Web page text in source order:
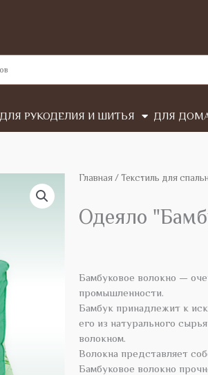
ДЛЯ РУКОДЕЛИЯ И ШИТЬЯ ДЛЯ
Главная / Текстиль для
Одеяло
Бамбуковое волокно —
промышленности.
Бамбук принадлежит к
его из натурального
волокном.
Волокна представляет
Бамбуковое волокно